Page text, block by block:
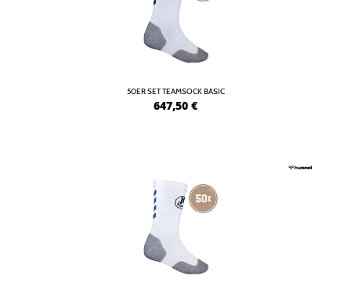
50ER SET TEAMSOCK BASIC
647,50 €